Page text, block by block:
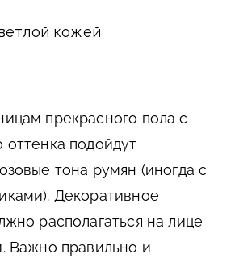
кожей
прекрасного пола с
подойдут
тона румян (иногда с
Декоративное
располагаться на лице
Важно правильно и